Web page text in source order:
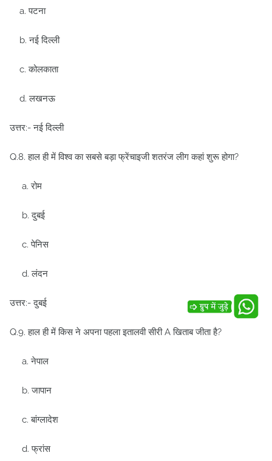
a. पटना
b. नई दिल्ली
c. कोलकाता
d. लखनऊ
उत्तर:- नई दिल्ली
Q.8. हाल ही में विश्व का सबसे बड़ा फ्रेंचाइजी शतरंज लीग कहां शुरू होगा?
a. रोम
b. दुबई
c. पेनिस
d. लंदन
उत्तर:- दुबई
Q.9. हाल ही में किस ने अपना पहला इतालवी सीरी A खिताब जीता है?
a. नेपाल
b. जापान
c. बांग्लादेश
d. फ्रांस